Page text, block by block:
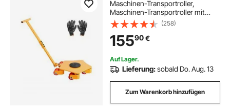
Maschinen-Transportroller,
Maschinen-Transportroller mit
360°-Drehkappe und PU-
Lenkrollen, Schwerlast-
Industriemaschinen-Möbelwagen
mit Griff für Lager, Werkstatt
(258)
15590€
Auf Lager.
Lieferung:sobald Do. Aug. 13
Zum Warenkorb hinzufügen